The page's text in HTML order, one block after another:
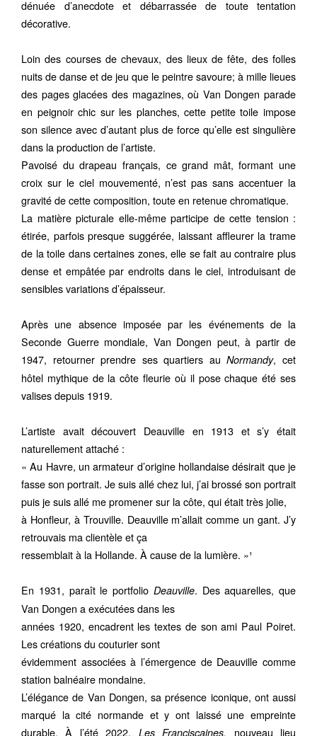
dénuée d’anecdote et débarrassée de toute tentation
décorative.
Loin des courses de chevaux, des lieux de fête, des folles
nuits de danse et de jeu que le peintre savoure; à mille lieues
des pages glacées des magazines, où Van Dongen parade
en peignoir chic sur les planches, cette petite toile impose
son silence avec d’autant plus de force qu’elle est singulière
dans la production de l’artiste.
Pavoisé du drapeau français, ce grand mât, formant une
croix sur le ciel mouvementé, n’est pas sans accentuer la
gravité de cette composition, toute en retenue chromatique.
La matière picturale elle-même participe de cette tension :
étirée, parfois presque suggérée, laissant affleurer la trame
de la toile dans certaines zones, elle se fait au contraire plus
dense et empâtée par endroits dans le ciel, introduisant de
sensibles variations d’épaisseur.
Après une absence imposée par les événements de la
Seconde Guerre mondiale, Van Dongen peut, à partir de
1947, retourner prendre ses quartiers auNormandy, cet
hôtel mythique de la côte fleurie où il pose chaque été ses
valises depuis 1919.
L’artiste avait découvert Deauville en 1913 et s’y était
naturellement attaché :
« Au Havre, un armateur d’origine hollandaise désirait que je
fasse son portrait. Je suis allé chez lui, j’ai brossé son portrait
puis je suis allé me promener sur la côte, qui était très jolie,
à Honfleur, à Trouville. Deauville m’allait comme un gant. J’y
retrouvais ma clientèle et ça
ressemblait à la Hollande. À cause de la lumière. »¹
En 1931, paraît le portfolio Deauville. Des aquarelles, que
Van Dongen a exécutées dans les
années 1920, encadrent les textes de son ami Paul Poiret.
Les créations du couturier sont
évidemment associées à l’émergence de Deauville comme
station balnéaire mondaine.
L’élégance de Van Dongen, sa présence iconique, ont aussi
marqué la cité normande et y ont laissé une empreinte
durable. À l’été 2022, Les Franciscaines, nouveau lieu